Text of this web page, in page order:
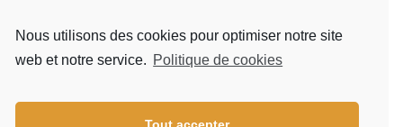
Nous utilisons des cookies pour optimiser notre site
web et notre service. Politique de cookies